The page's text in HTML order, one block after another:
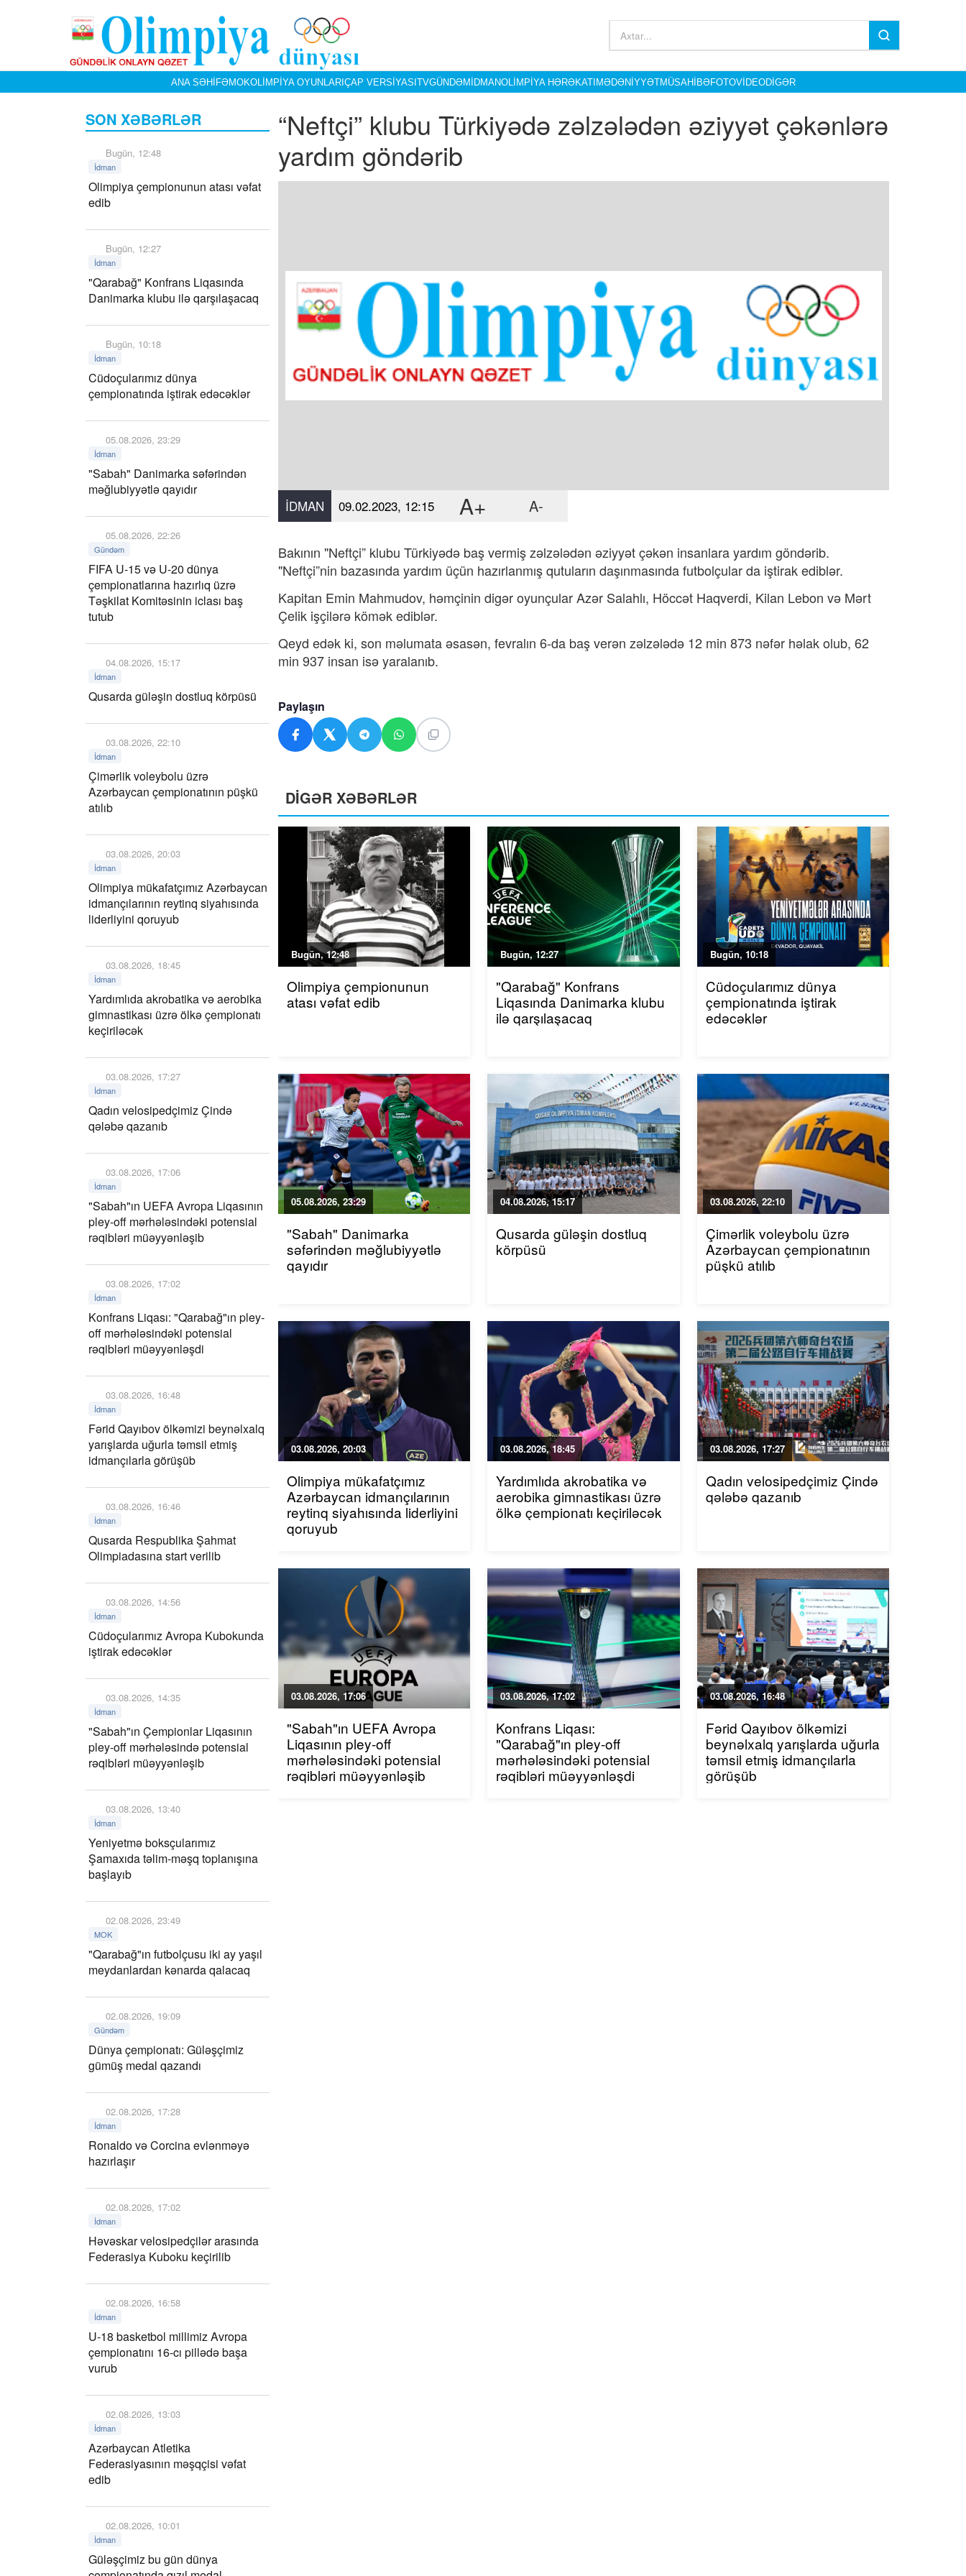
ANA SƏHIFƏMOKOLIMPIYA OYUNLARIÇAP VERSIYASITVGÜNDƏMİDMANOLIMPIYA HƏRƏKATIMƏDƏNIYYƏTMÜSAHIBƏFOTOVIDEODIGƏR
SON XƏBƏRLƏR
Bugün, 12:48
İdman
Olimpiya çempionunun atası vəfat
edib
Bugün, 12:27
İdman
"Qarabağ" Konfrans Liqasında
Danimarka klubu ilə qarşılaşacaq
Bugün, 10:18
İdman
Cüdoçularımız dünya
çempionatında iştirak edəcəklər
05.08.2026, 23:29
İdman
"Sabah" Danimarka səfərindən
məğlubiyyətlə qayıdır
05.08.2026, 22:26
Gündəm
FIFA U-15 və U-20 dünya
çempionatlarına hazırlıq üzrə
Təşkilat Komitəsinin iclası baş
tutub
04.08.2026, 15:17
İdman
Qusarda güləşin dostluq körpüsü
03.08.2026, 22:10
İdman
Çimərlik voleybolu üzrə
Azərbaycan çempionatının püşkü
atılıb
03.08.2026, 20:03
İdman
Olimpiya mükafatçımız Azərbaycan
idmançılarının reytinq siyahısında
liderliyini qoruyub
03.08.2026, 18:45
İdman
Yardımlıda akrobatika və aerobika
gimnastikası üzrə ölkə çempionatı
keçiriləcək
03.08.2026, 17:27
İdman
Qadın velosipedçimiz Çində
qələbə qazanıb
03.08.2026, 17:06
İdman
"Sabah"ın UEFA Avropa Liqasının
pley-off mərhələsindəki potensial
rəqibləri müəyyənləşib
03.08.2026, 17:02
İdman
Konfrans Liqası: "Qarabağ"ın pley-
off mərhələsindəki potensial
rəqibləri müəyyənləşdi
03.08.2026, 16:48
İdman
Fərid Qayıbov ölkəmizi beynəlxalq
yarışlarda uğurla təmsil etmiş
idmançılarla görüşüb
03.08.2026, 16:46
İdman
Qusarda Respublika Şahmat
Olimpiadasına start verilib
03.08.2026, 14:56
İdman
Cüdoçularımız Avropa Kubokunda
iştirak edəcəklər
03.08.2026, 14:35
İdman
"Sabah"ın Çempionlar Liqasının
pley-off mərhələsində potensial
rəqibləri müəyyənləşib
03.08.2026, 13:40
İdman
Yeniyetmə boksçularımız
Şamaxıda təlim-məşq toplanışına
başlayıb
02.08.2026, 23:49
MOK
"Qarabağ"ın futbolçusu iki ay yaşıl
meydanlardan kənarda qalacaq
02.08.2026, 19:09
Gündəm
Dünya çempionatı: Güləşçimiz
gümüş medal qazandı
02.08.2026, 17:28
İdman
Ronaldo və Corcina evlənməyə
hazırlaşır
02.08.2026, 17:02
İdman
Həvəskar velosipedçilər arasında
Federasiya Kuboku keçirilib
02.08.2026, 16:58
İdman
U-18 basketbol millimiz Avropa
çempionatını 16-cı pillədə başa
vurub
02.08.2026, 13:03
İdman
Azərbaycan Atletika
Federasiyasının məşqçisi vəfat
edib
02.08.2026, 10:01
İdman
Güləşçimiz bu gün dünya
“Neftçi” klubu Türkiyədə zəlzələdən əziyyət çəkənlərə
yardım göndərib
İDMAN 09.02.2023, 12:15 A+ A-
Bakının "Neftçi” klubu Türkiyədə baş vermiş zəlzələdən əziyyət çəkən insanlara yardım göndərib.
"Neftçi”nin bazasında yardım üçün hazırlanmış qutuların daşınmasında futbolçular da iştirak ediblər.
Kapitan Emin Mahmudov, həmçinin digər oyunçular Azər Salahlı, Höccət Haqverdi, Kilan Lebon və Mərt
Çelik işçilərə kömək ediblər.
Qeyd edək ki, son məlumata əsasən, fevralın 6-da baş verən zəlzələdə 12 min 873 nəfər həlak olub, 62
min 937 insan isə yaralanıb.
Paylaşın
DİGƏR XƏBƏRLƏR
Bugün, 12:48
Olimpiya çempionunun
atası vəfat edib
Bugün, 12:27
"Qarabağ" Konfrans
Liqasında Danimarka klubu
ilə qarşılaşacaq
Bugün, 10:18
Cüdoçularımız dünya
çempionatında iştirak
edəcəklər
05.08.2026, 23:29
"Sabah" Danimarka
səfərindən məğlubiyyətlə
qayıdır
04.08.2026, 15:17
Qusarda güləşin dostluq
körpüsü
03.08.2026, 22:10
Çimərlik voleybolu üzrə
Azərbaycan çempionatının
püşkü atılıb
03.08.2026, 20:03
Olimpiya mükafatçımız
Azərbaycan idmançılarının
reytinq siyahısında liderliyini
qoruyub
03.08.2026, 18:45
Yardımlıda akrobatika və
aerobika gimnastikası üzrə
ölkə çempionatı keçiriləcək
03.08.2026, 17:27
Qadın velosipedçimiz Çində
qələbə qazanıb
03.08.2026, 17:06
"Sabah"ın UEFA Avropa
Liqasının pley-off
mərhələsindəki potensial
rəqibləri müəyyənləşib
03.08.2026, 17:02
Konfrans Liqası:
"Qarabağ"ın pley-off
mərhələsindəki potensial
rəqibləri müəyyənləşdi
03.08.2026, 16:48
Fərid Qayıbov ölkəmizi
beynəlxalq yarışlarda uğurla
təmsil etmiş idmançılarla
görüşüb